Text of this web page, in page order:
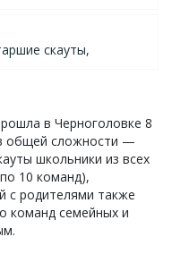
скауты,
в Черноголовке 8
общей сложности —
школьники из всех
10 команд),
с родителями также
команд семейных и